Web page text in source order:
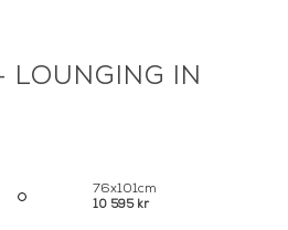
LOUNGING IN
76x101cm
10 595 kr